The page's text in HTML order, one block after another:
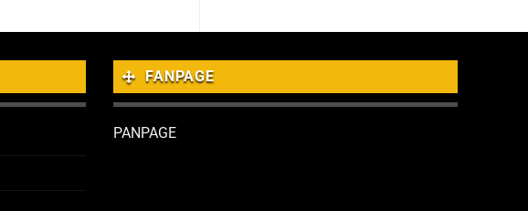
FANPAGE
PANPAGE